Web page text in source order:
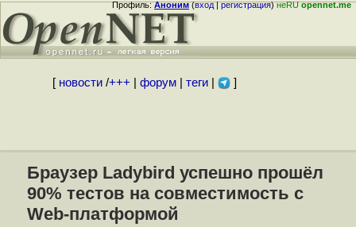
Профиль:Аноним(вход|регистрация)неRUopennet.me
[ новости/+++ форум| теги| ]
Браузер Ladybird успешно прошёл
90% тестов на совместимость с
Web-платформой